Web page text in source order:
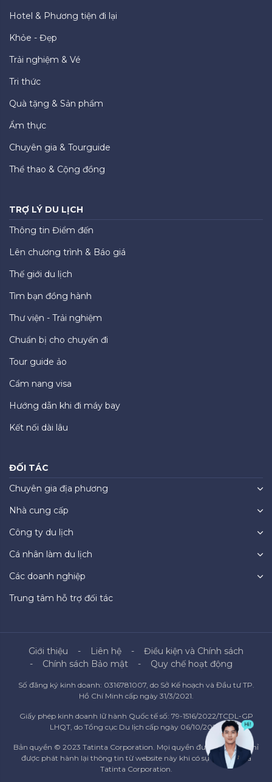
Hotel & Phương tiện đi lại
Khỏe - Đẹp
Trải nghiệm & Vé
Tri thức
Quà tặng & Sản phẩm
Ẩm thực
Chuyên gia & Tourguide
Thể thao & Cộng đồng
TRỢ LÝ DU LỊCH
Thông tin Điểm đến
Lên chương trình & Báo giá
Thế giới du lịch
Tìm bạn đồng hành
Thư viện - Trải nghiệm
Chuẩn bị cho chuyến đi
Tour guide ảo
Cẩm nang visa
Hướng dẫn khi đi máy bay
Kết nối dài lâu
ĐỐI TÁC
Chuyên gia địa phương
Nhà cung cấp
Công ty du lịch
Cá nhân làm du lịch
Các doanh nghiệp
Trung tâm hỗ trợ đối tác
Giới thiệu Liên hệ
Điều kiện và Chính sách
Chính sách Bảo mật
Quy chế hoạt động
Số đăng ký kinh doanh: 0316781007, do Sở Kế hoạch và Đầu tư TP.
Hồ Chí Minh cấp ngày 31/3/2021.
Giấy phép kinh doanh lữ hành Quốc tế số: 79-1516/2022/TCDL-GP
LHQT, do Tổng cục Du lịch cấp ngày 06/10/2022.
Bản quyền © 2023 Tatinta Corporation. Mọi quyền được bảo lưu. Chỉ
được phát hành lại thông tin từ website này khi có sự đồng ý của
Tatinta Corporation.